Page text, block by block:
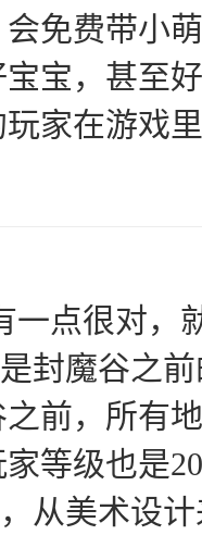
免费带小
宝宝，甚至
家在游戏
一点很对，
封魔谷之
前，所有
等级也是
从美术设